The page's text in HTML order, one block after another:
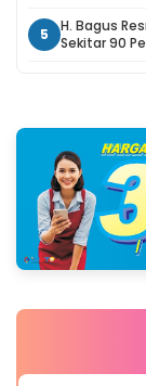
5
H. Bagus
Sekitar 90